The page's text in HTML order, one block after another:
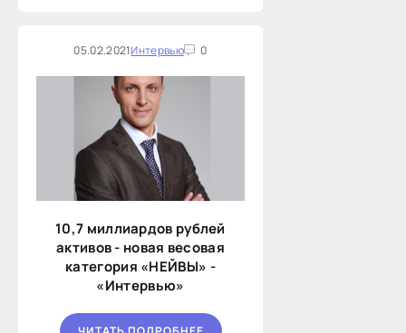
05.02.2021Интервью 0
10,7 миллиардов рублей
активов - новая весовая
категория «НЕЙВЫ» -
«Интервью»